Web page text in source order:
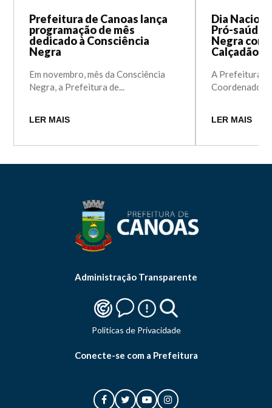
Prefeitura de Canoas lança
programação de mês
dedicado à Consciência
Negra
Em novembro, mês da Consciência
Negra, a Prefeitura de...
LER MAIS
Dia
Pró-saúde
Negra com
Calçadão
A Prefeitura
LER MAIS
Administração Transparente
Politicas de Privacidade
Conecte-se com a Prefeitura